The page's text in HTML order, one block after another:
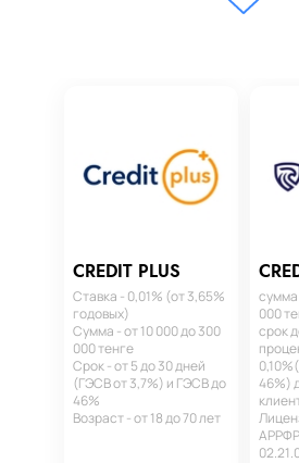
CREDIT PLUS
Ставка - 0,01% (от 3,65%
годовых)
Сумма - от 10 000 до 300
000 тенге
Срок - от 5 до 30 дней
(ГЭСВ от 3,7%) и ГЭСВ до
46%
Возраст - от 18 до 70 лет
сумма
000
срок
46%)